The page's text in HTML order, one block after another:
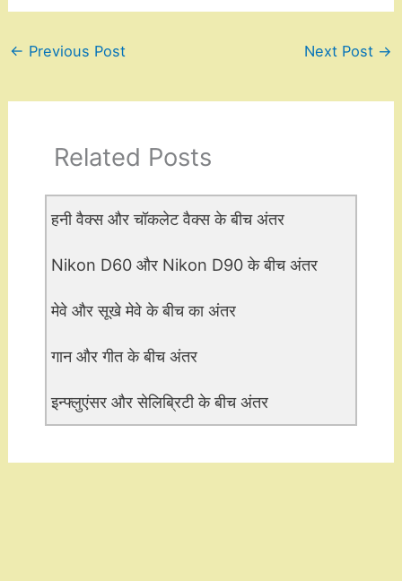
← Previous Post Next Post →
Related Posts
हनी वैक्स और चॉकलेट वैक्स के बीच अंतर
Nikon D60 और Nikon D90 के बीच अंतर
मेवे और सूखे मेवे के बीच का अंतर
गान और गीत के बीच अंतर
इन्फ्लुएंसर और सेलिब्रिटी के बीच अंतर